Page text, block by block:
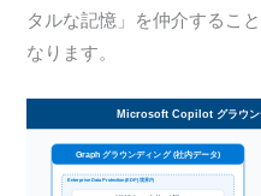
タルな記憶」を仲介するこ
なります。